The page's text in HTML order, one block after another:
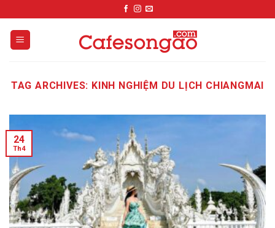
to
content
TAG ARCHIVES: KINH NGHIỆM DU LỊCH CHIANGMAI
24
Th4